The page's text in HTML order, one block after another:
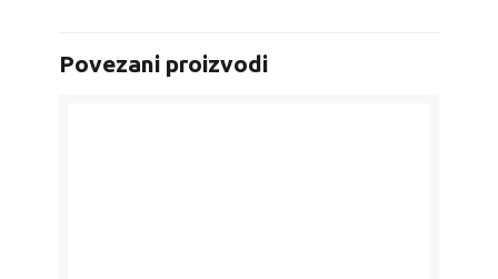
Povezani proizvodi